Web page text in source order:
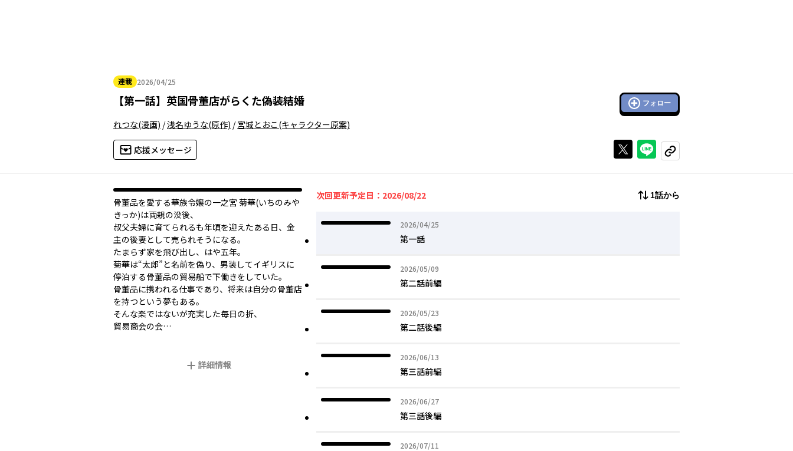
連載 2026/04/25
2026年04月25日
【第一話】 英国骨董店がらくた偽装結婚 フォロー
れつな(漫画) /浅名ゆうな(原作) /宮城とおこ(キャラクター原案)
応援メッセージ Xで投稿するラインでシェアする
コピーする
骨董品を愛する華族令嬢の一之宮 菊華(いちのみや
きっか)は両親の没後、
叔父夫婦に育てられるも年頃を迎えたある日、金
主の後妻として売られそうになる。
たまらず家を飛び出し、はや五年――。
菊華は“太郎”と名前を偽り、男装してイギリスに
停泊する骨董品の貿易船で下働きをしていた。
骨董品に携われる仕事であり、将来は自分の骨董店
を持つという夢もある。
そんな楽ではないが充実した毎日の折、
貿易商会の会…
詳細情報
次回更新予定日：2026/08/22 1話から
2026/04/25
2026年04月25日
第一話
2026/05/09
2026年05月09日
第二話前編
2026/05/23
2026年05月23日
第二話後編
2026/06/13
2026年06月13日
第三話前編
2026/06/27
2026年06月27日
第三話後編
2026/07/11
2026年07月11日